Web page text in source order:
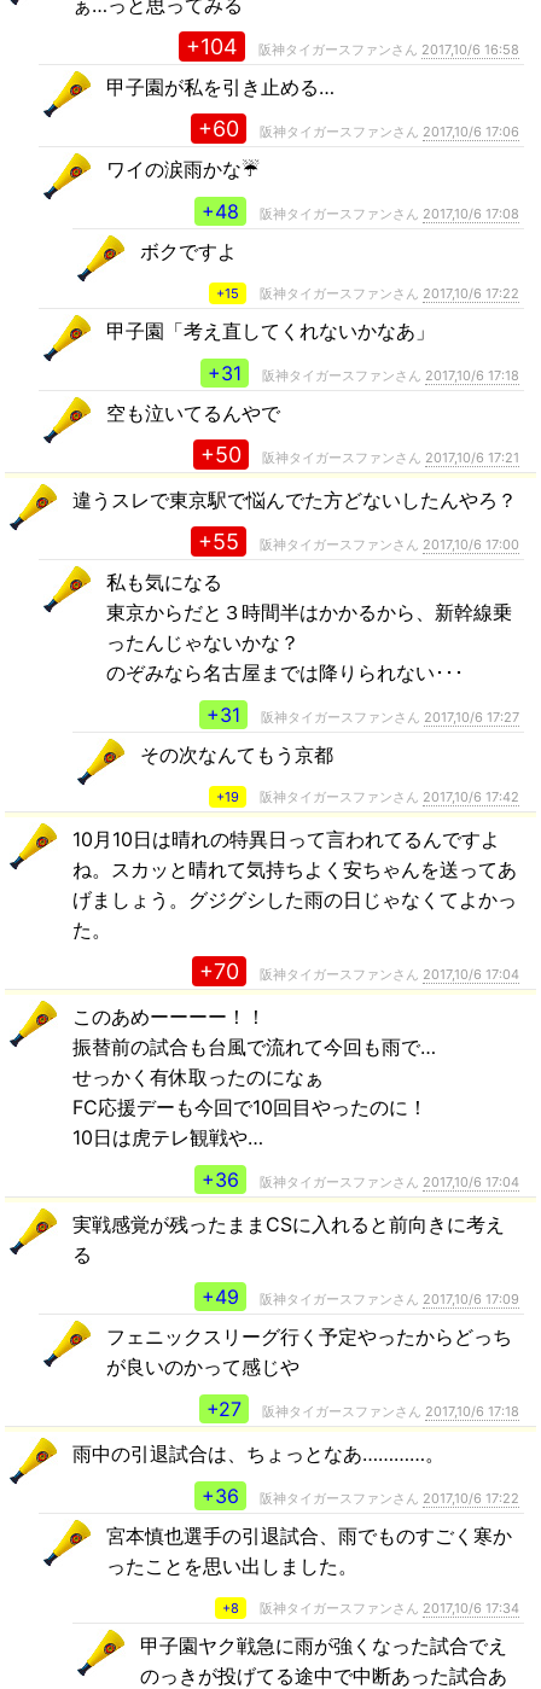
+104 阪神タイガースファンさん 2017,10/6 16:58
甲子園が私を引き止める…
+60 阪神タイガースファンさん 2017,10/6 17:06
ワイの涙雨かな☔
+48
阪神タイガースファンさん 2017,10/6 17:08
ボクですよ
+15 阪神タイガースファンさん 2017,10/6 17:22
甲子園「考え直してくれないかなあ」
+31
阪神タイガースファンさん 2017,10/6 17:18
空も泣いてるんやで
+50 阪神タイガースファンさん 2017,10/6 17:21
違うスレで東京駅で悩んでた方どないしたんやろ？
+55 阪神タイガースファンさん 2017,10/6 17:00
私も気になる
東京からだと３時間半はかかるから、新幹線乗
ったんじゃないかな？
のぞみなら名古屋までは降りられない･･･
+31
阪神タイガースファンさん 2017,10/6 17:27
その次なんてもう京都
+19 阪神タイガースファンさん 2017,10/6 17:42
10月10日は晴れの特異日って言われてるんですよ
ね。スカッと晴れて気持ちよく安ちゃんを送ってあ
げましょう。グジグシした雨の日じゃなくてよかっ
た。
+70 阪神タイガースファンさん 2017,10/6 17:04
このあめーーーー！！
振替前の試合も台風で流れて今回も雨で…
せっかく有休取ったのになぁ
FC応援デーも今回で10回目やったのに！
10日は虎テレ観戦や…
+36
阪神タイガースファンさん 2017,10/6 17:04
実戦感覚が残ったままCSに入れると前向きに考え
る
+49
阪神タイガースファンさん 2017,10/6 17:09
フェニックスリーグ行く予定やったからどっち
が良いのかって感じや
+27
阪神タイガースファンさん 2017,10/6 17:18
雨中の引退試合は、ちょっとなあ…………。
+36
阪神タイガースファンさん 2017,10/6 17:22
宮本慎也選手の引退試合、雨でものすごく寒か
ったことを思い出しました。
+8 阪神タイガースファンさん 2017,10/6 17:34
甲子園ヤク戦急に雨が強くなった試合でえ
のっきが投げてる途中で中断あった試合あ